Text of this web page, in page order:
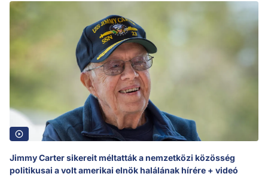
Jimmy Carter sikereit méltatták a nemzetközi közösség
politikusai a volt amerikai elnök halálának hírére + videó